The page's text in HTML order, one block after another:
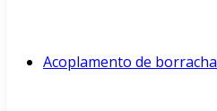
Acoplamento de borracha